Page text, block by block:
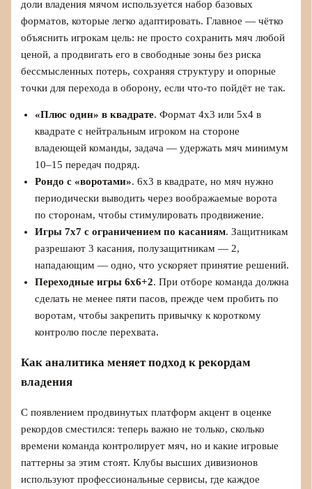
доли владения мячом используется набор базовых
форматов, которые легко адаптировать. Главное — чётко
объяснить игрокам цель: не просто сохранить мяч любой
ценой, а продвигать его в свободные зоны без риска
бессмысленных потерь, сохраняя структуру и опорные
точки для перехода в оборону, если что‑то пойдёт не так.
«Плюс один» в квадрате. Формат 4х3 или 5х4 в
квадрате с нейтральным игроком на стороне
владеющей команды, задача — удержать мяч минимум
10–15 передач подряд.
Рондо с «воротами». 6х3 в квадрате, но мяч нужно
периодически выводить через воображаемые ворота
по сторонам, чтобы стимулировать продвижение.
Игры 7х7 с ограничением по касаниям. Защитникам
разрешают 3 касания, полузащитникам — 2,
нападающим — одно, что ускоряет принятие решений.
Переходные игры 6х6+2. При отборе команда должна
сделать не менее пяти пасов, прежде чем пробить по
воротам, чтобы закрепить привычку к короткому
контролю после перехвата.
Как аналитика меняет подход к рекордам
владения
С появлением продвинутых платформ акцент в оценке
рекордов сместился: теперь важно не только, сколько
времени команда контролирует мяч, но и какие игровые
паттерны за этим стоят. Клубы высших дивизионов
используют профессиональные сервисы, где каждое